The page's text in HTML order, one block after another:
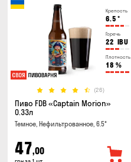
Крепость
6.5 °
Горечь
22 IBU
Плотность
18 %
(26)
Пиво FDB «Captain Morion»
0.33л
Темное, Нефильтрованное, 6.5°
47,00